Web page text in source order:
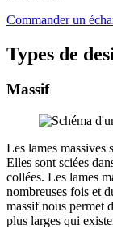
Commander un
Types de
Massif
Les lames massives
Elles sont sciées
collées. Les lames
nombreuses fois et
massif nous permet
plus larges qui